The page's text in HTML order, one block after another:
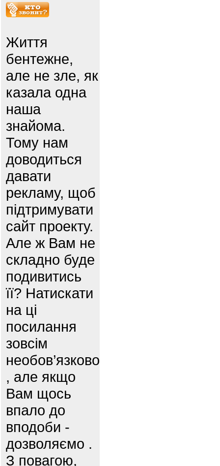
Життя
бентежне,
але не зле, як
казала одна
наша
знайома.
Тому нам
доводиться
давати
рекламу, щоб
підтримувати
сайт проекту.
Але ж Вам не
складно буде
подивитись
її? Натискати
на ці
посилання
зовсім
необов’язково
, але якщо
Вам щось
впало до
вподоби -
дозволяємо .
З повагою,